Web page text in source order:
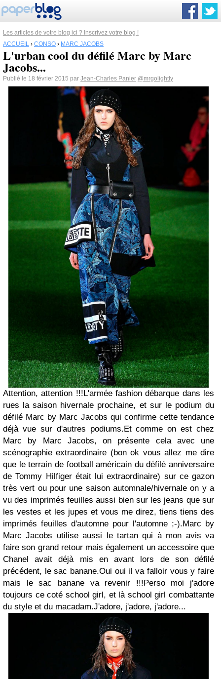
Les articles de votre blog ici ? Inscrivez votre blog !
ACCUEIL › CONSO › MARC JACOBS
L'urban cool du défilé Marc by Marc
Jacobs...
Publié le 18 février 2015 par Jean-Charles Panier @mrgolightly
Attention, attention !!!L'armée fashion débarque dans les
rues la saison hivernale prochaine, et sur le podium du
défilé Marc by Marc Jacobs qui confirme cette tendance
déjà vue sur d'autres podiums.Et comme on est chez
Marc by Marc Jacobs, on présente cela avec une
scénographie extraordinaire (bon ok vous allez me dire
que le terrain de football américain du défilé anniversaire
de Tommy Hilfiger était lui extraordinaire) sur ce gazon
très vert ou pour une saison automnale/hivernale on y a
vu des imprimés feuilles aussi bien sur les jeans que sur
les vestes et les jupes et vous me direz, tiens tiens des
imprimés feuilles d'automne pour l'automne ;-).Marc by
Marc Jacobs utilise aussi le tartan qui à mon avis va
faire son grand retour mais également un accessoire que
Chanel avait déjà mis en avant lors de son défilé
précédent, le sac banane.Oui oui il va falloir vous y faire
mais le sac banane va revenir !!!Perso moi j'adore
toujours ce coté school girl, et là school girl combattante
du style et du macadam.J'adore, j'adore, j'adore...